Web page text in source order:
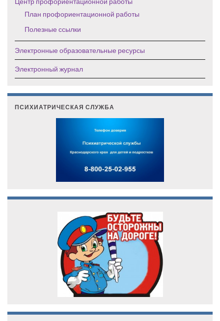
План профориентационной работы
Полезные ссылки
Электронные образовательные ресурсы
Электронный журнал
ПСИХИАТРИЧЕСКАЯ СЛУЖБА